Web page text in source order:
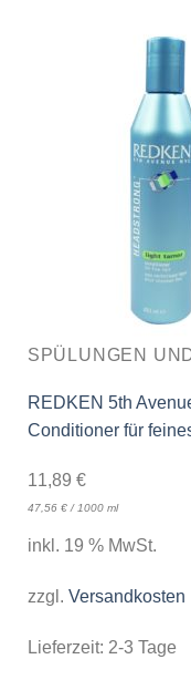
SPÜLUNGEN
REDKEN 5th
Conditioner für
11,89 €
47,56 €/1000 ml
inkl. 19 % MwSt.
zzgl. Versandkosten
Lieferzeit: 2-3 Tage